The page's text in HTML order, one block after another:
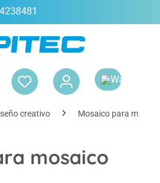
creativo Mosaico para
mosaico